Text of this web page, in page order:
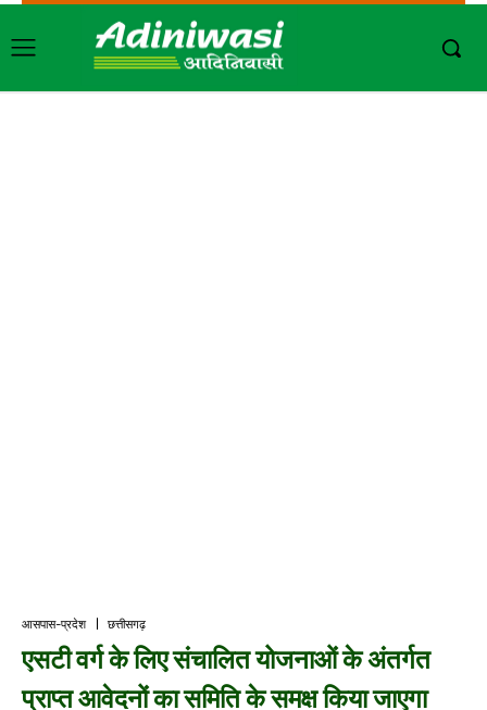
आसपास-प्रदेश छत्तीसगढ़
एसटी वर्ग के लिए संचालित योजनाओं के अंतर्गत
प्राप्त आवेदनों का समिति के समक्ष किया जाएगा